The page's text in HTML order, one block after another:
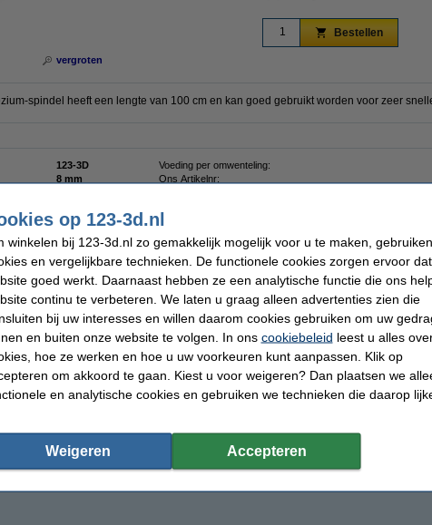
vergroten
Bestellen
spindel heeft een lengte van 100 cm en kan goed gebruikt worden voor zeer
123-3D Voeding per omwenteling:
8 mm Ons Artikelnr:
van klanten die dit artikel ook besteld hebben
5 mm - 8 mm Leadscrew moer, TR8x8 KP8 lager as-bevestiging (2
op 123-3d.nl
winkelen bij 123-3d.nl zo gemakkelijk mogelijk voor u te maken,
en vergelijkbare technieken. De functionele cookies zorgen ervoor
goed werkt. Daarnaast hebben ze een analytische functie die ons
continu te verbeteren. We laten u graag alleen advertenties zien die
bij uw interesses en willen daarom cookies gebruiken om uw
en buiten onze website te volgen. In ons cookiebeleid leest u alles
hoe ze werken en hoe u uw voorkeuren kunt aanpassen. Klik op
om akkoord te gaan. Kiest u voor weigeren? Dan plaatsen we
en analytische cookies en gebruiken we technieken die daarop
Weigeren Accepteren